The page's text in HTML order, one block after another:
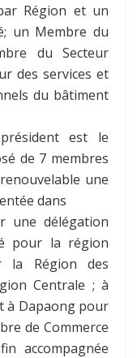
Région et un
un Membre du
du Secteur
des services et
du bâtiment
est le
de 7 membres
une
dans
une délégation
pour la région
la Région des
Centrale ; à
à Dapaong pour
de Commerce
accompagnée